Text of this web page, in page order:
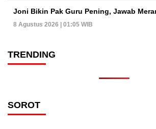
Joni Bikin Pak Guru Pening, Jawab
8 Agustus 2026 | 01:05 WIB
TRENDING
SOROT